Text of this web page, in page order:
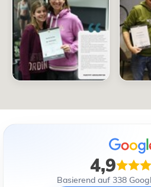
4,9
Basierend auf 338